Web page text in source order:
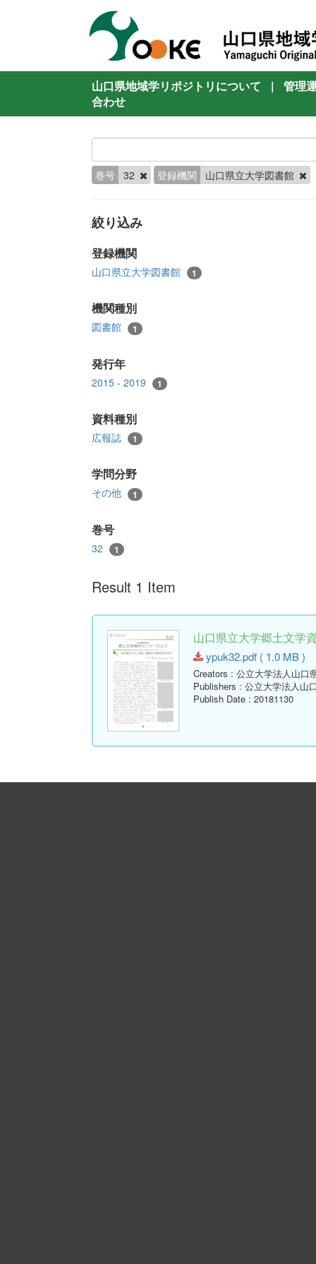
山口県地域学リポジトリについて |
管理
合わせ
巻号 32 登録機関 山口県立大学図書館
絞り込み
登録機関
山口県立大学図書館 1
機関種別
図書館 1
発行年
2015 - 2019 1
資料種別
広報誌 1
学問分野
その他 1
巻号
32 1
Result 1 Item
山口県立大学郷土文学
ypuk32.pdf ( 1.0 MB )
Creators : 公立大学法人山口
Publishers : 公立大学法人山
Publish Date : 20181130